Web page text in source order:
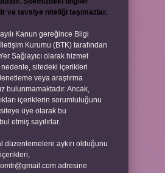
ve tavsiye niteliği taşımazlar.
Kanun gereğince Bilgi
Kurumu (BTK) tarafından
Sağlayıcı olarak hizmet
sitedeki içerikleri
veya araştırma
bulunmamaktadır. Ancak,
içeriklerin sorumluluğunu
üye olarak bu
etmiş sayılırlar.
düzenlemelere aykırı olduğunu
adresine